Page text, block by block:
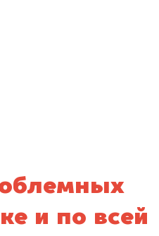
и по всей